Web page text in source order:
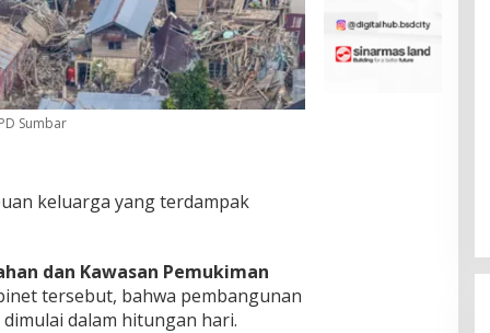
Sumbar
keluarga yang terdampak
dan Kawasan Pemukiman
tersebut, bahwa pembangunan
dalam hitungan hari.